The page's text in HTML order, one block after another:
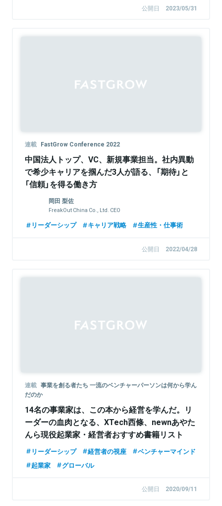
公開日 2023/05/31
連載 FastGrow Conference 2022
中国法人トップ、VC、新規事業担当。社内異動
で希少キャリアを掴んだ3人が語る、「期待」と
「信頼」を得る働き方
岡田 梨佐
FreakOut China Co., Ltd. CEO
リーダーシップ キャリア戦略 生産性・仕事術
公開日 2022/04/28
連載 事業を創る者たち 一流のベンチャーパーソンは何から学ん
だのか
14名の事業家は、この本から経営を学んだ。リ
ーダーの血肉となる、XTech西條、newnあやた
んら現役起業家・経営者おすすめ書籍リスト
リーダーシップ 経営者の視座
ベンチャーマインド
起業家
グローバル
公開日 2020/09/11